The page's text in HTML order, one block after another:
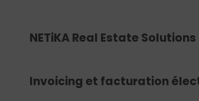
NETiKA Real Estate
Invoicing et facturation